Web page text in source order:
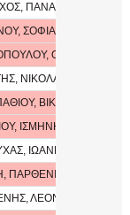
ΠΑΝΑΓΙΩΤΗΣ
ΣΟΦΙΑ
ΟΛΓΑ
ΝΙΚΟΛΑΟΣ
ΒΙΚΥ
ΙΣΜΗΝΗ
ΙΩΑΝΝΗΣ
ΠΑΡΘΕΝΙΑ
ΛΕΟΝΙΚΟΣ